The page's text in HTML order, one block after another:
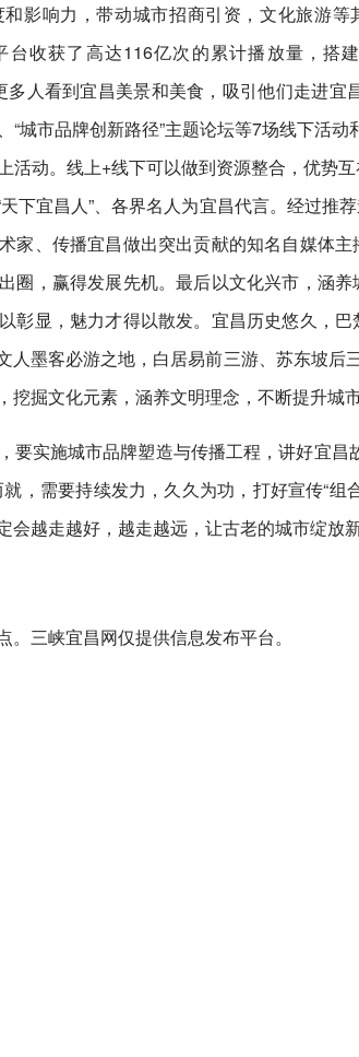
影响力，带动城市招商引资，文化旅游等
收获了高达116亿次的累计播放量，搭
多人看到宜昌美景和美食，吸引他们走进
“城市品牌创新路径”主题论坛等7场线下活
活动。线上+线下可以做到资源整合，优势
下宜昌人”、各界名人为宜昌代言。经过推
家、传播宜昌做出突出贡献的知名自媒体
圈，赢得发展先机。最后以文化兴市，涵
彰显，魅力才得以散发。宜昌历史悠久，巴
墨客必游之地，白居易前三游、苏东坡后
掘文化元素，涵养文明理念，不断提升城
要实施城市品牌塑造与传播工程，讲好宜昌
，需要持续发力，久久为功，打好宣传“组
越走越好，越走越远，让古老的城市绽放
三峡宜昌网仅提供信息发布平台。